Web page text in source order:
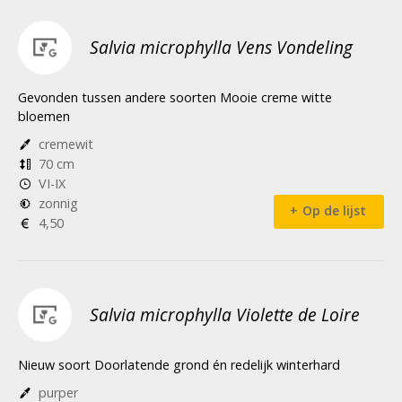
Salvia microphylla Vens Vondeling
Gevonden tussen andere soorten Mooie creme witte
bloemen
cremewit
70 cm
VI-IX
zonnig
4,50
Op de lijst
Salvia microphylla Violette de Loire
Nieuw soort Doorlatende grond én redelijk winterhard
purper